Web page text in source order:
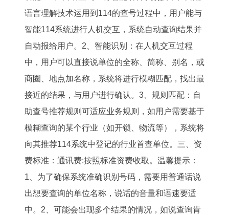
语言理解技术运用到114的查号过程中，用户能与
智能114系统进行人机交互，系统自动查询结果并
自动报给用户。2、智能识别：在人机交互过程
中，用户可以直接说单位的全称、简称、别名，或
商圈、地点加名称，系统将进行模糊匹配，找出最
接近的结果，与用户进行确认。3、规则匹配：自
助查号推荐规则可适应业务规则，如用户需要基于
模糊查询的某个行业（如开锁、物流等），系统将
向其推荐114系统中登记的行业首查单位。三、资
费标准：通讯费:按照标准资费收取。温馨提示：
1、为了确保系统准确识别号码，需要用普通话说
出想要查询的单位名称，说话的音量和语速要适
中。2、可能会出现多个结果的情况，如说查询肯